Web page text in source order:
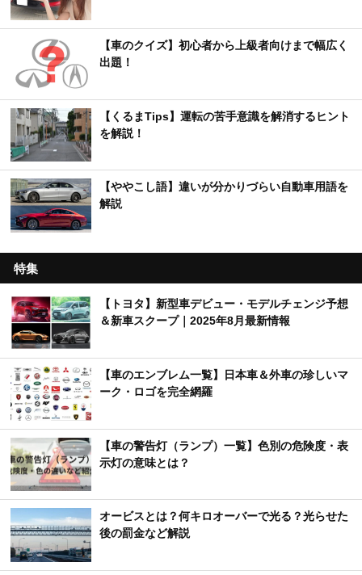
【車のクイズ】初心者から上級者向けまで幅広く
出題！
【くるまTips】運転の苦手意識を解消するヒント
を解説！
【ややこし語】違いが分かりづらい自動車用語を
解説
特集
【トヨタ】新型車デビュー・モデルチェンジ予想
＆新車スクープ｜2025年8月最新情報
【車のエンブレム一覧】日本車＆外車の珍しいマ
ーク・ロゴを完全網羅
【車の警告灯（ランプ）一覧】色別の危険度・表
示灯の意味とは？
オービスとは？何キロオーバーで光る？光らせた
後の罰金など解説